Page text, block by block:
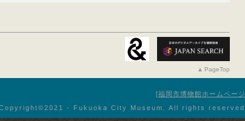
PageTop
福岡市博物館ホームページ
- Fukuoka City Museum. All rights reserved.